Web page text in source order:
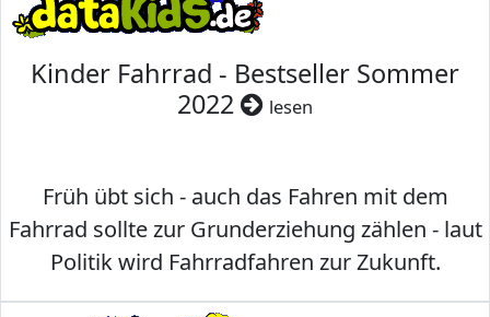
Kinder Fahrrad - Bestseller Sommer
2022
lesen
Früh übt sich - auch das Fahren mit dem
Fahrrad sollte zur Grunderziehung zählen - laut
Politik wird Fahrradfahren zur Zukunft.